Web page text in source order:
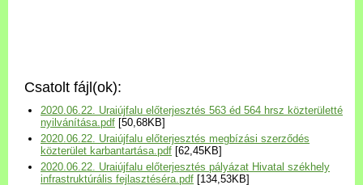
Választási információk
Versenyképes Járások
Program
Csatolt fájl(ok):
2020.06.22. Uraiújfalu előterjesztés 563 éd 564 hrsz közterületté
nyilvánítása.pdf [50,68KB]
2020.06.22. Uraiújfalu előterjesztés megbízási szerződés
közterület karbantartása.pdf [62,45KB]
2020.06.22. Uraiújfalu előterjesztés pályázat Hivatal székhely
infrastruktúrális fejlasztéséra.pdf [134,53KB]